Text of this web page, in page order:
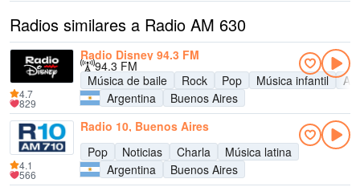
Radios similares a Radio AM 630
Radio Disney 94.3 FM
94.3 FM
Música de baile
Rock Pop Música infantil
Argentina
Buenos Aires
4.7
829
Radio 10, Buenos Aires
Pop
Noticias Charla
Música latina
Argentina
Buenos Aires
4.1
566